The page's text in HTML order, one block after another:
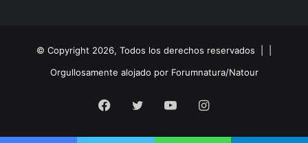
© Copyright 2026, Todos los derechos reservados | |
Orgullosamente alojado por Forumnatura/Natour
Facebook
TwitterYouTubeInstagram